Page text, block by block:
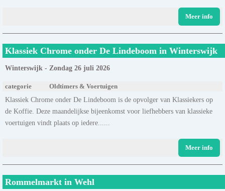
Meer info
Klassiek Chrome onder De Lindeboom in Winterswijk
Winterswijk - Zondag 26 juli 2026
categorie Oldtimers & Voertuigen
Klassiek Chrome onder De Lindeboom is de opvolger van Klassiekers op
de Koffie. Deze maandelijkse bijeenkomst voor liefhebbers van klassieke
voertuigen vindt plaats op iedere......
Meer info
Rommelmarkt in Wehl